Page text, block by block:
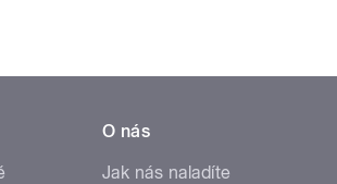
O nás
Jak nás naladíte